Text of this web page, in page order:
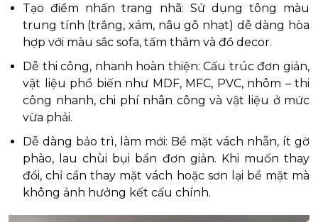
Tạo điểm nhấn trang nhã: Sử dụng tông màu
trung tính (trắng, xám, nâu gỗ nhạt) dễ dàng hòa
hợp với màu sắc sofa, tấm thảm và đồ decor.
Dễ thi công, nhanh hoàn thiện: Cấu trúc đơn giản,
vật liệu phổ biến như MDF, MFC, PVC, nhôm – thi
công nhanh, chi phí nhân công và vật liệu ở mức
vừa phải.
Dễ dàng bảo trì, làm mới: Bề mặt vách nhẵn, ít gờ
phào, lau chùi bụi bẩn đơn giản. Khi muốn thay
đổi, chỉ cần thay mặt vách hoặc sơn lại bề mặt mà
không ảnh hưởng kết cấu chính.